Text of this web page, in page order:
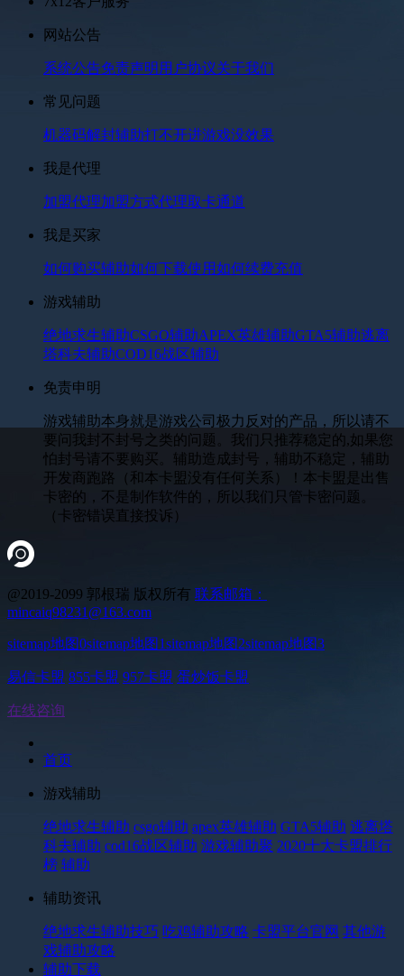
网站公告
系统公告免责声明 用户协议关于我们
常见问题
机器码解封辅助打不开进游戏没效果
我是代理
加盟代理加盟方式代理取卡通道
我是买家
如何购买辅助如何下载使用如何续费充值
游戏辅助
绝地求生辅助CSGO辅助APEX英雄辅助GTA5辅助逃离
塔科夫辅助COD16战区辅助
免责申明
游戏辅助本身就是游戏公司极力反对的产品，所以请不
要问我封不封号之类的问题。我们只推荐稳定的,如果您
怕封号请不要购买。辅助造成封号，辅助不稳定，辅助
开发商跑路（和本卡盟没有任何关系）！本卡盟是出售
卡密的，不是制作软件的，所以我们只管卡密问题。
（卡密错误直接投诉）
@2019-2099 郭根瑞 版权所有 联系邮箱：
mincaiq98231@163.com
sitemap地图0sitemap地图1sitemap地图2sitemap地图3
易信卡盟 855卡盟 957卡盟 蛋炒饭卡盟
在线咨询
首页
游戏辅助
绝地求生辅助 csgo辅助 apex英雄辅助 GTA5辅助 逃离塔
科夫辅助 cod16战区辅助 游戏辅助聚 2020十大卡盟排行
榜 辅助
辅助资讯
绝地求生辅助技巧 吃鸡辅助攻略 卡盟平台官网 其他游
戏辅助攻略
辅助下载